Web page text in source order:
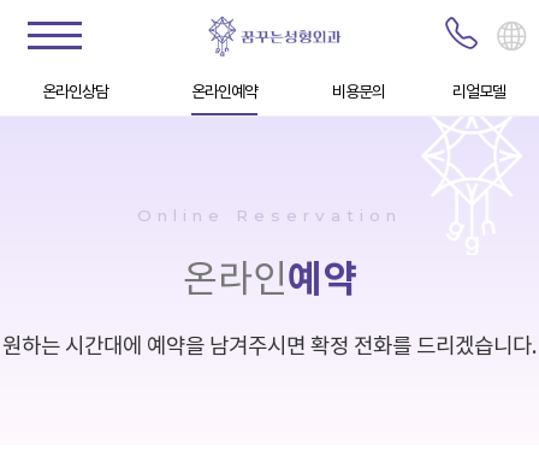
온라인상담 온라인예약 비용문의 리얼모델
Online Reservation
온라인예약
원하는 시간대에 예약을 남겨주시면 확정 전화를 드리겠습니다.